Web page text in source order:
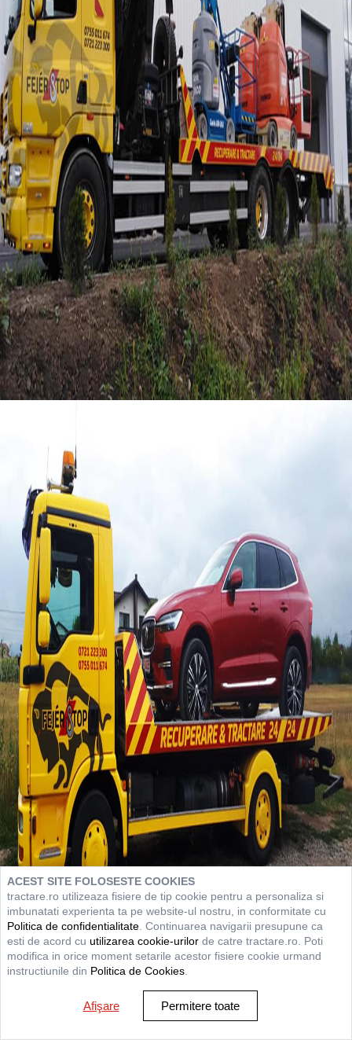
ACEST SITE FOLOSESTE COOKIES
tractare.ro utilizeaza fisiere de tip cookie pentru a personaliza si
imbunatati experienta ta pe website-ul nostru, in conformitate cu
Politica de confidentialitate . Continuarea navigarii presupune ca
esti de acord cu utilizarea cookie-urilor de catre tractare.ro. Poti
modifica in orice moment setarile acestor fisiere cookie urmand
instructiunile din Politica de Cookies
Afişare Permitere toate